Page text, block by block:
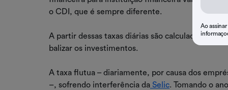
o CDI, que é sempre diferente.
A partir dessas taxas diárias são calculadas as
balizar os investimentos.
A taxa flutua – diariamente, por causa dos
–, sofrendo interferência da Selic. Tomando o
Ao